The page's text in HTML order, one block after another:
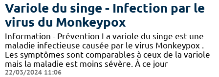
Variole du singe - Infection par le
virus du Monkeypox
Information - Prévention La variole du singe est une
maladie infectieuse causée par le virus Monkeypox .
Les symptômes sont comparables à ceux de la variole
mais la maladie est moins sévère. À ce jour
22/03/2024 11:06